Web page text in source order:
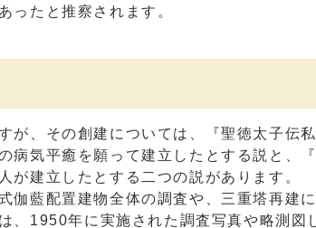
ったと推察されます。
が、その創建については、『聖徳太子伝
病気平癒を願って建立したとする説と、
が建立したとする二つの説があります。
伽藍配置建物全体の調査や、三重塔再建
、1950年に実施された調査写真や略測図